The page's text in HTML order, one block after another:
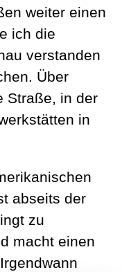
weiter einen
ich die
verstanden
Über
Straße, in der
in
abseits der
zu
macht einen